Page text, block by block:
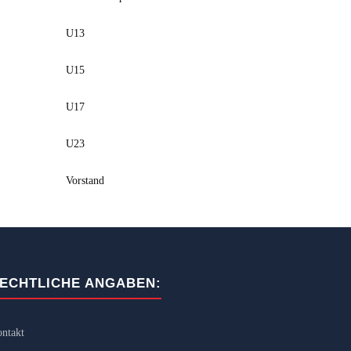
U13
U15
U17
U23
Vorstand
ANGABEN: